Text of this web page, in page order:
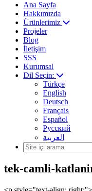
Ana Sayfa
Hakkımızda
Ürünlerimiz
Projeler
Blog
İletişim
SSS
Kurumsal
Dil Seçin:
Türkçe
English
Deutsch
Français
Español
Русский
العربية
tek-camli-